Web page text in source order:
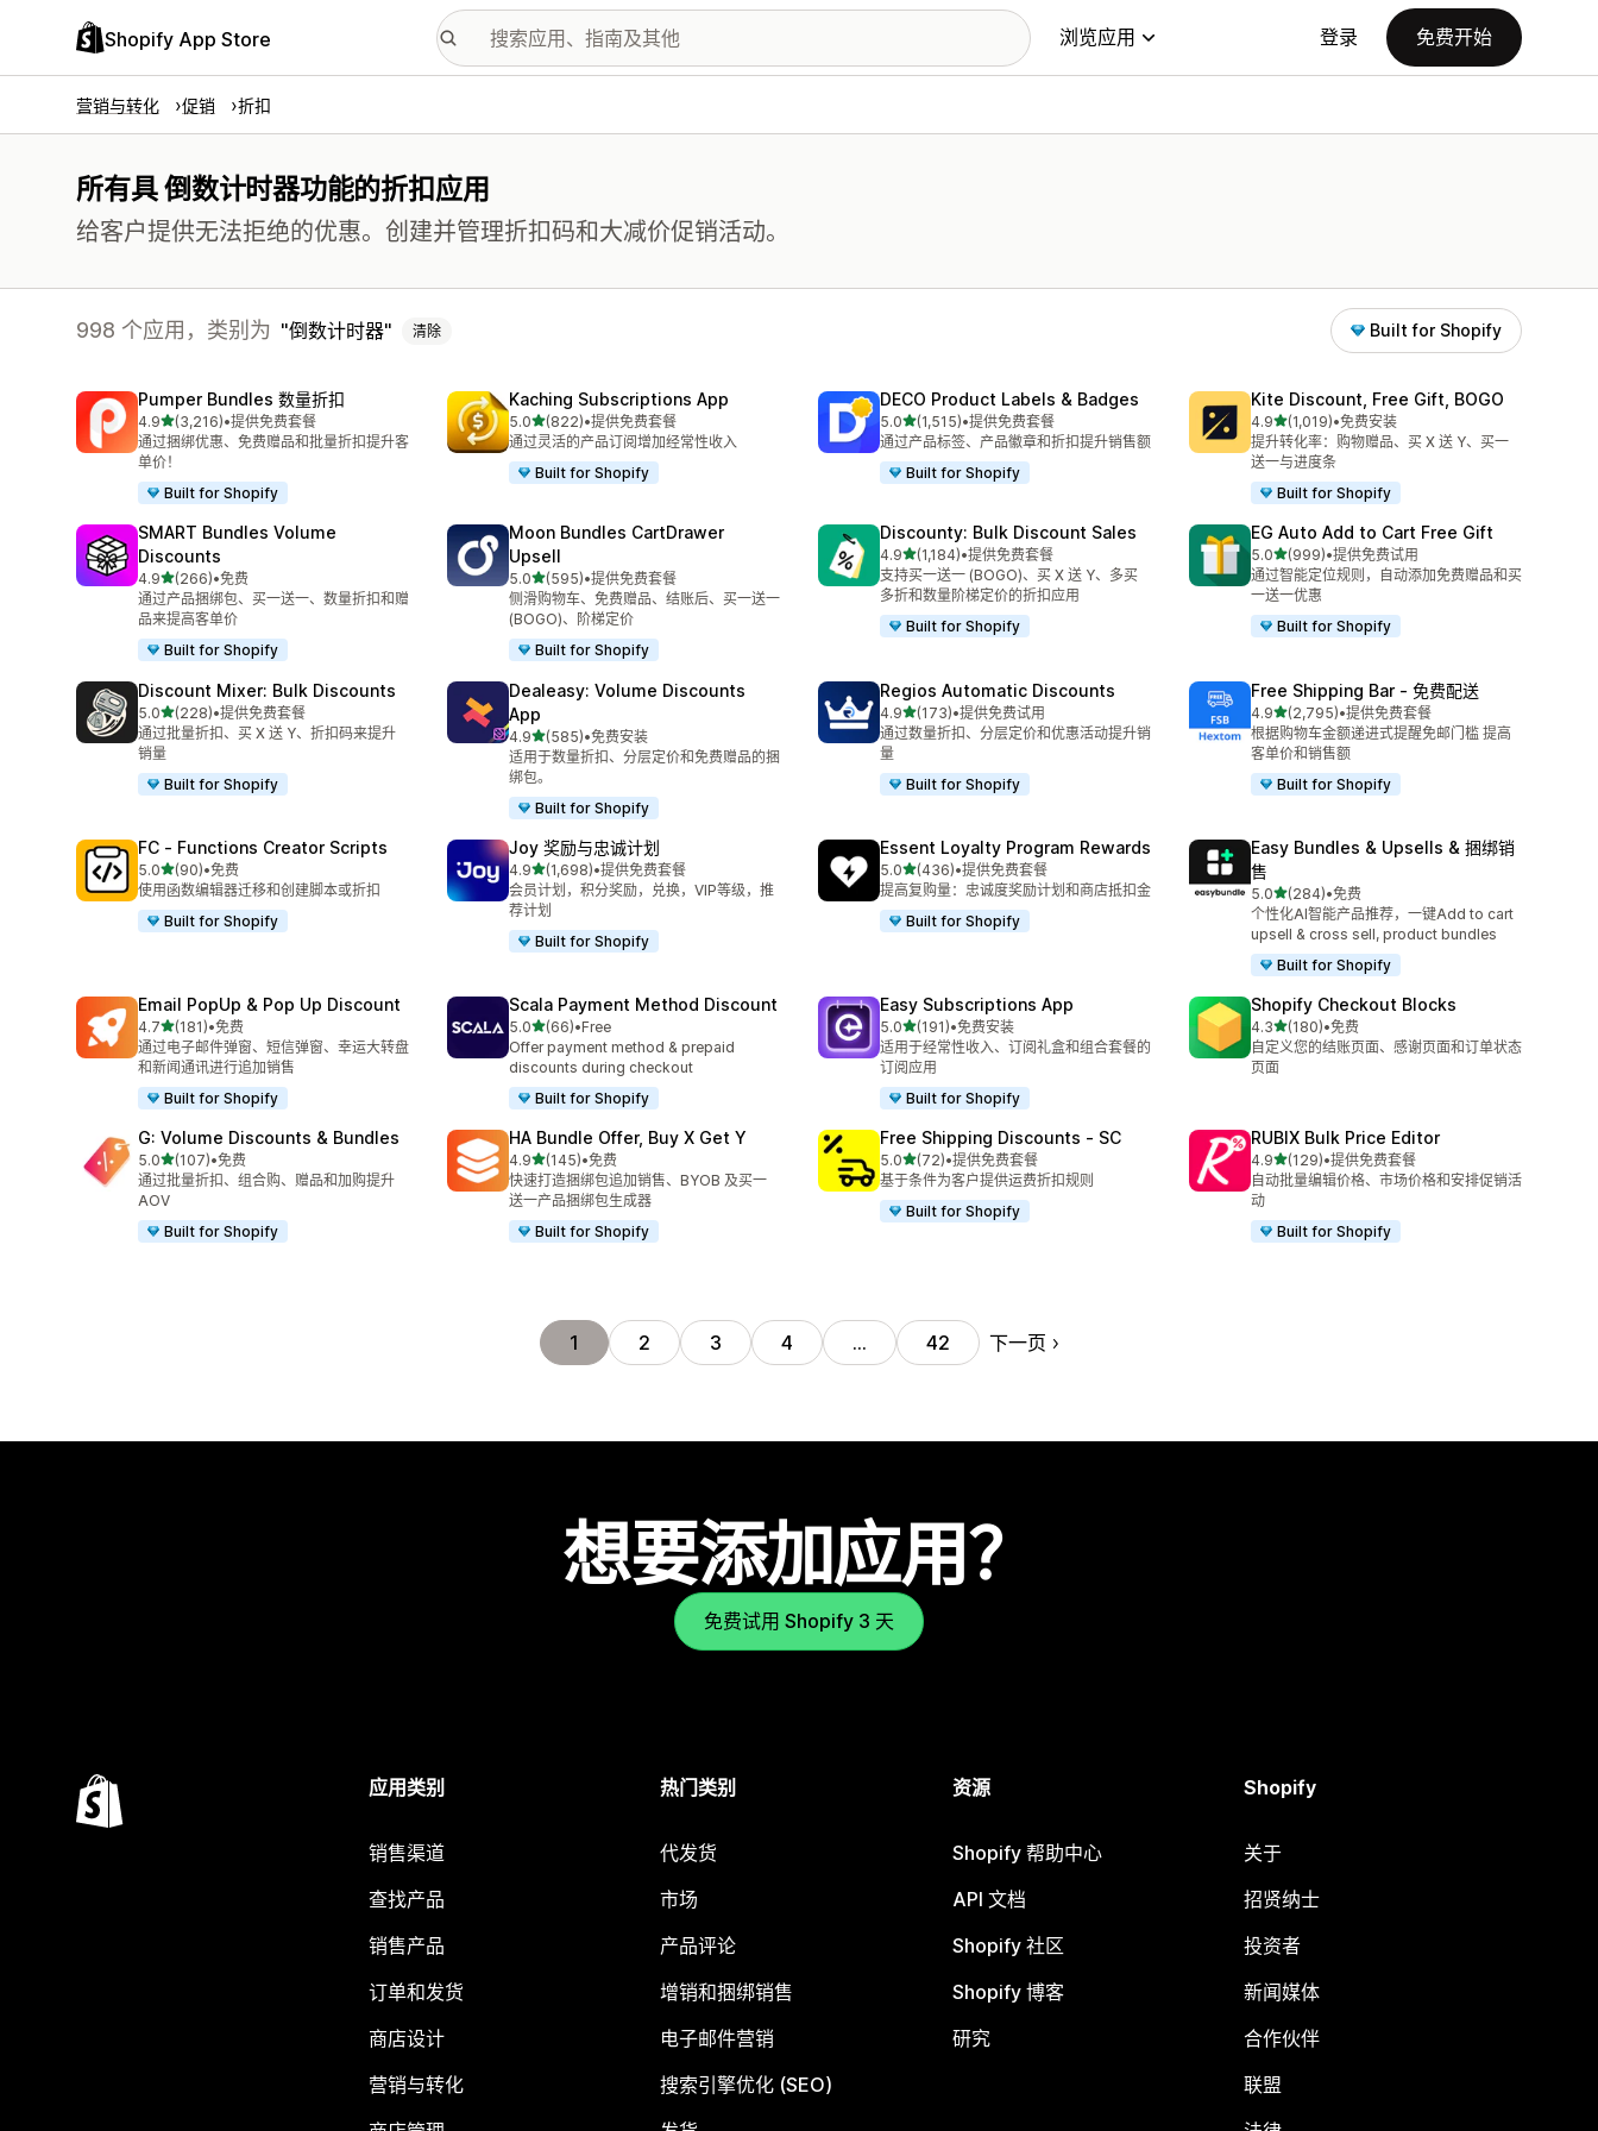
Shopify App Store 浏览应用 登录 免费开始
营销与转化 促销 折扣
所有具 倒数计时器功能的折扣应用
给客户提供无法拒绝的优惠。创建并管理折扣码和大减价促销活动。
998 个应用，类别为 倒数计时器 清除 Built for Shopify
Pumper Bundles 数量折扣
4.9星（满分 5 星）
(3,216)
总共 3216 条评论
•提供免费套餐
通过捆绑优惠、免费赠品和批量折扣提升客
单价！
Built for Shopify
Kaching Subscriptions App
5.0星（满分 5 星）
(822)
总共 822 条评论
•提供免费套餐
通过灵活的产品订阅增加经常性收入
Built for Shopify
DECO Product Labels & Badges
5.0星（满分 5 星）
(1,515)
总共 1515 条评论
•提供免费套餐
通过产品标签、产品徽章和折扣提升销售额
Built for Shopify
Kite Discount, Free Gift, BOGO
4.9星（满分 5 星）
(1,019)
总共 1019 条评论
•免费安装
提升转化率：购物赠品、买 X 送 Y、买一
送一与进度条
Built for Shopify
SMART Bundles Volume
Discounts
4.9星（满分 5 星）
(266)
总共 266 条评论
•免费
通过产品捆绑包、买一送一、数量折扣和赠
品来提高客单价
Built for Shopify
Moon Bundles CartDrawer
Upsell
5.0星（满分 5 星）
(595)
总共 595 条评论
•提供免费套餐
侧滑购物车、免费赠品、结账后、买一送一
(BOGO)、阶梯定价
Built for Shopify
Discounty: Bulk Discount Sales
4.9星（满分 5 星）
(1,184)
总共 1184 条评论
•提供免费套餐
支持买一送一 (BOGO)、买 X 送 Y、多买
多折和数量阶梯定价的折扣应用
Built for Shopify
EG Auto Add to Cart Free Gift
5.0星（满分 5 星）
(999)
总共 999 条评论
•提供免费试用
通过智能定位规则，自动添加免费赠品和买
一送一优惠
Built for Shopify
Discount Mixer: Bulk Discounts
5.0星（满分 5 星）
(228)
总共 228 条评论
•提供免费套餐
通过批量折扣、买 X 送 Y、折扣码来提升
销量
Built for Shopify
Dealeasy: Volume Discounts
App
4.9星（满分 5 星）
(585)
总共 585 条评论
•免费安装
适用于数量折扣、分层定价和免费赠品的捆
绑包。
Built for Shopify
Regios Automatic Discounts
4.9星（满分 5 星）
(173)
总共 173 条评论
•提供免费试用
通过数量折扣、分层定价和优惠活动提升销
量
Built for Shopify
Free Shipping Bar ‑ 免费配送
4.9星（满分 5 星）
(2,795)
总共 2795 条评论
•提供免费套餐
根据购物车金额递进式提醒免邮门槛 提高
客单价和销售额
Built for Shopify
FC ‑ Functions Creator Scripts
5.0星（满分 5 星）
(90)
总共 90 条评论
•免费
使用函数编辑器迁移和创建脚本或折扣
Built for Shopify
Joy 奖励与忠诚计划
4.9星（满分 5 星）
(1,698)
总共 1698 条评论
•提供免费套餐
会员计划，积分奖励，兑换，VIP等级，推
荐计划
Built for Shopify
Essent Loyalty Program Rewards
5.0星（满分 5 星）
(436)
总共 436 条评论
•提供免费套餐
提高复购量：忠诚度奖励计划和商店抵扣金
Built for Shopify
Easy Bundles & Upsells & 捆绑销
售
5.0星（满分 5 星）
(284)
总共 284 条评论
•免费
个性化AI智能产品推荐，一键Add to cart
upsell & cross sell, product bundles
Built for Shopify
Email PopUp & Pop Up Discount
4.7星（满分 5 星）
(181)
总共 181 条评论
•免费
通过电子邮件弹窗、短信弹窗、幸运大转盘
和新闻通讯进行追加销售
Built for Shopify
Scala Payment Method Discount
5.0星（满分 5 星）
(66)
总共 66 条评论
•Free
Offer payment method & prepaid
discounts during checkout
Built for Shopify
Easy Subscriptions App
5.0星（满分 5 星）
(191)
总共 191 条评论
•免费安装
适用于经常性收入、订阅礼盒和组合套餐的
订阅应用
Built for Shopify
Shopify Checkout Blocks
4.3星（满分 5 星）
(180)
总共 180 条评论
•免费
自定义您的结账页面、感谢页面和订单状态
页面
G: Volume Discounts & Bundles
5.0星（满分 5 星）
(107)
总共 107 条评论
•免费
通过批量折扣、组合购、赠品和加购提升
AOV
Built for Shopify
HA Bundle Offer, Buy X Get Y
4.9星（满分 5 星）
(145)
总共 145 条评论
•免费
快速打造捆绑包追加销售、BYOB 及买一
送一产品捆绑包生成器
Built for Shopify
Free Shipping Discounts ‑ SC
5.0星（满分 5 星）
(72)
总共 72 条评论
•提供免费套餐
基于条件为客户提供运费折扣规则
Built for Shopify
RUBIX Bulk Price Editor
4.9星（满分 5 星）
(129)
总共 129 条评论
•提供免费套餐
自动批量编辑价格、市场价格和安排促销活
动
Built for Shopify
1 2 3 4 … 42 下一页
想要添加应用？
免费试用 Shopify 3 天
应用类别
销售渠道
查找产品
销售产品
订单和发货
商店设计
营销与转化
热门类别
代发货
市场
产品评论
增销和捆绑销售
电子邮件营销
搜索引擎优化 (SEO)
资源
Shopify 帮助中心
API 文档
Shopify 社区
Shopify 博客
研究
Shopify
关于
招贤纳士
投资者
新闻媒体
合作伙伴
联盟